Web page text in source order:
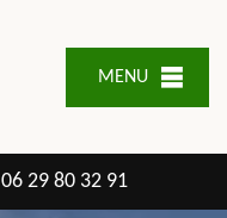
MENU
06 29 80 32 91